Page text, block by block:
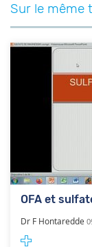
Sur le même
OFA et
Dr F Hontaredde